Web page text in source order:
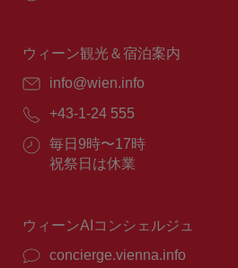
間：
ウィーン観光＆宿泊案内
E
ー
ル：
info@wien.info
電
番
号：
+43-1-24 555
営
業
毎日9時〜17時
祝祭日は休業
ウィーンAIコンシェルジュ
concierge.vienna.info